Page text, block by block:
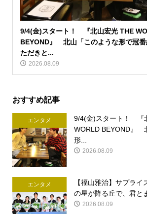
9/4(金)スタート！ 『北山宏光 THE
BEYOND』 北山「このような形で冠
ただきと...
2026.08.09
おすすめ記事
エンタメ
9/4(金)スタート！ 『
WORLD BEYOND』
形...
2026.08.09
エンタメ
【福山雅治】サプラ
の星が降る丘で、君と
2026.08.09